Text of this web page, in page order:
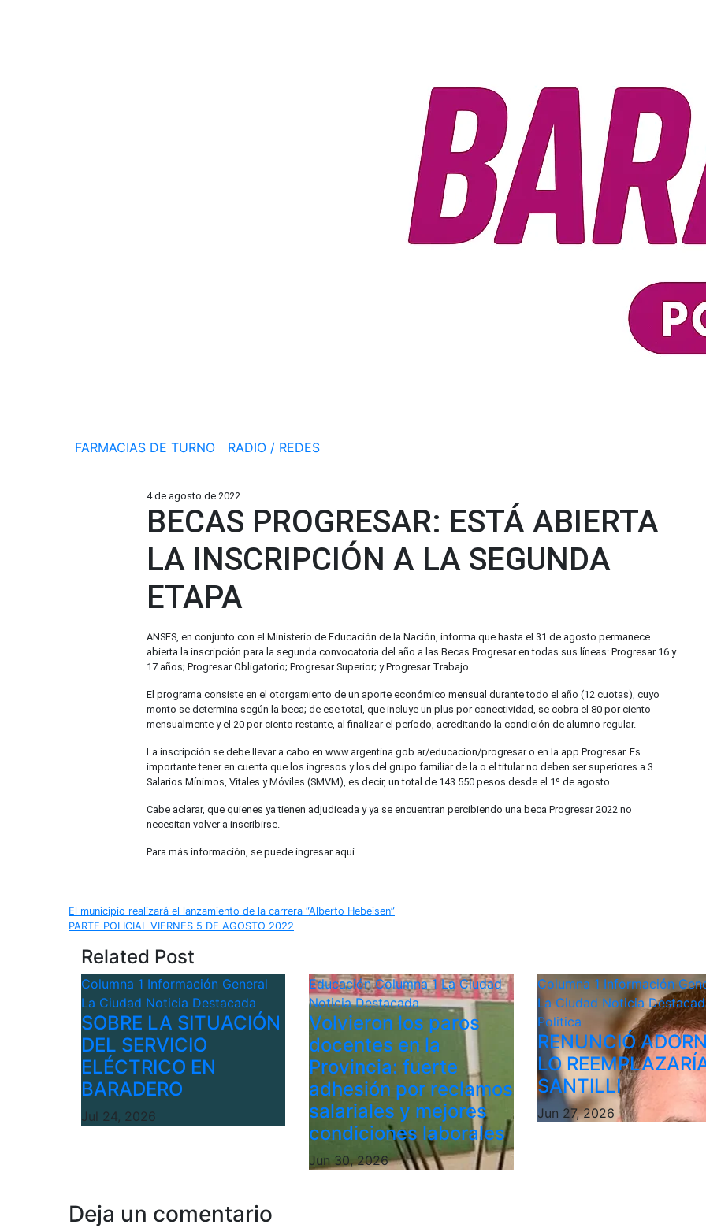
FARMACIAS DE TURNO RADIO / REDES
4 de agosto de 2022
BECAS PROGRESAR: ESTÁ ABIERTA
LA INSCRIPCIÓN A LA SEGUNDA
ETAPA
ANSES, en conjunto con el Ministerio de Educación de la Nación, informa que hasta el 31 de agosto permanece
abierta la inscripción para la segunda convocatoria del año a las Becas Progresar en todas sus líneas: Progresar 16 y
17 años; Progresar Obligatorio; Progresar Superior; y Progresar Trabajo.
El programa consiste en el otorgamiento de un aporte económico mensual durante todo el año (12 cuotas), cuyo
monto se determina según la beca; de ese total, que incluye un plus por conectividad, se cobra el 80 por ciento
mensualmente y el 20 por ciento restante, al finalizar el período, acreditando la condición de alumno regular.
La inscripción se debe llevar a cabo en www.argentina.gob.ar/educacion/progresar o en la app Progresar. Es
importante tener en cuenta que los ingresos y los del grupo familiar de la o el titular no deben ser superiores a 3
Salarios Mínimos, Vitales y Móviles (SMVM), es decir, un total de 143.550 pesos desde el 1º de agosto.
Cabe aclarar, que quienes ya tienen adjudicada y ya se encuentran percibiendo una beca Progresar 2022 no
necesitan volver a inscribirse.
Para más información, se puede ingresar aquí.
Navegación
de
entradas
El municipio realizará el lanzamiento de la carrera “Alberto Hebeisen”
PARTE POLICIAL VIERNES 5 DE AGOSTO 2022
Related Post
Columna 1 Información General
La Ciudad Noticia Destacada
SOBRE LA SITUACIÓN
DEL SERVICIO
ELÉCTRICO EN
BARADERO
Jul 24, 2026
EducaciónColumna 1 La Ciudad
Noticia Destacada
Volvieron los paros
docentes en la
Provincia: fuerte
adhesión por reclamos
salariales y mejores
condiciones laborales
Jun 30, 2026
Columna 1 Información
La Ciudad Noticia
Politica
RENUNCIÓ
LO
SANTILLI
Jun 27, 2026
Deja un comentario